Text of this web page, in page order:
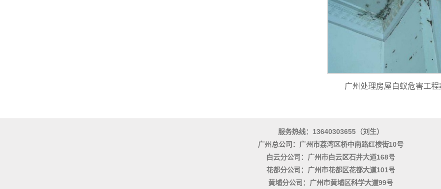
广州处理房屋白蚁危害工程
服务热线：13640303655（刘生）
广州总公司：广州市荔湾区桥中南路红楼街10号
白云分公司：广州市白云区石井大道168号
花都分公司：广州市花都区花都大道101号
黄埔分公司：广州市黄埔区科学大道99号